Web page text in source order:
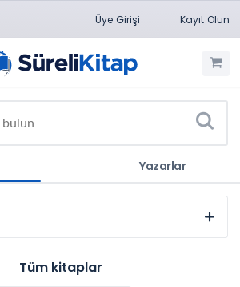
Üye Girişi Kayıt Olun
Yazarlar
Tüm kitaplar